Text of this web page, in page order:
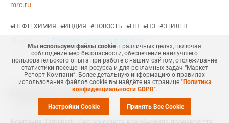
mrc.ru
#НЕФТЕХИМИЯ #ИНДИЯ #НОВОСТЬ #ПП #ПЭ #ЭТИЛЕН
Похожие новости
2026
Мы используем файлы cookieв различных целях, включая
соблюдение мер безопасности, обеспечение наилучшего
пользовательского опыта при работе с нашим сайтом, отслеживание
статистики посещения ресурса и для рекламных задач “Маркет
Репорт Компани”. Более детальную информацию о правилах
использования файлов cookie вы найдёте на странице "Политика
конфиденциальности GDPR".
Настройки Cookie Принять Все Cookie